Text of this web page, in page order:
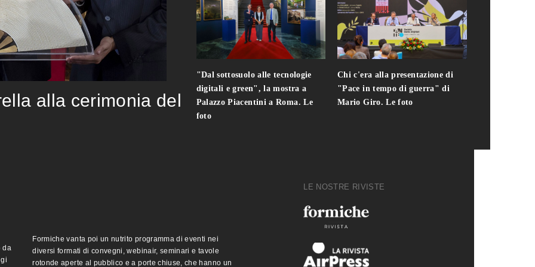
alla cerimonia del
"Dal sottosuolo alle tecnologie
digitali e green", la mostra a
Palazzo Piacentini a Roma. Le
foto
Chi c'era alla presentazione di
"Pace in tempo di guerra" di
Mario Giro. Le foto
da
Formiche vanta poi un nutrito programma di eventi nei
diversi formati di convegni, webinair, seminari e tavole
rotonde aperte al pubblico e a porte chiuse, che hanno un
LE NOSTRE RIVISTE